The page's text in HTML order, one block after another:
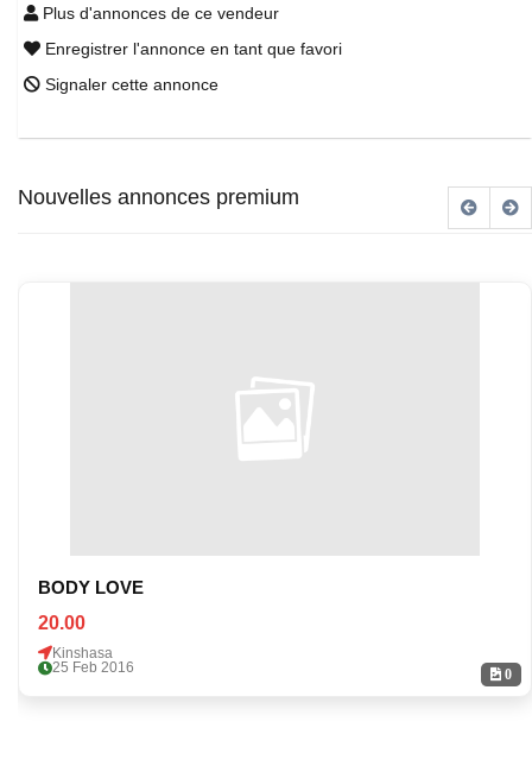
Plus d'annonces de ce vendeur
Enregistrer l'annonce en tant que favori
Signaler cette annonce
Nouvelles annonces premium
0
BODY LOVE
20.00
Kinshasa
25 Feb 2016